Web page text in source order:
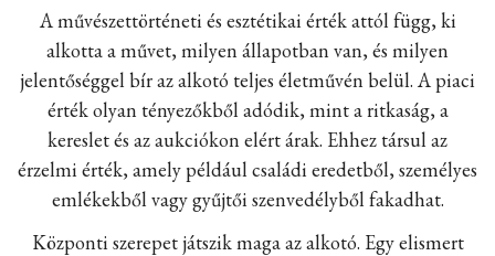
A művészettörténeti és esztétikai érték attól függ, ki
alkotta a művet, milyen állapotban van, és milyen
jelentőséggel bír az alkotó teljes életművén belül. A piaci
érték olyan tényezőkből adódik, mint a ritkaság, a
kereslet és az aukciókon elért árak. Ehhez társul az
érzelmi érték, amely például családi eredetből, személyes
emlékekből vagy gyűjtői szenvedélyből fakadhat.
Központi szerepet játszik maga az alkotó. Egy elismert